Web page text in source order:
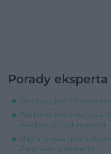
Porady eksperta
Dlaczego jest mi
Epidemia koronawirusa
wiadomości od eksperta
Nagła, trwała utrata
Zapytaliśmy eksperta